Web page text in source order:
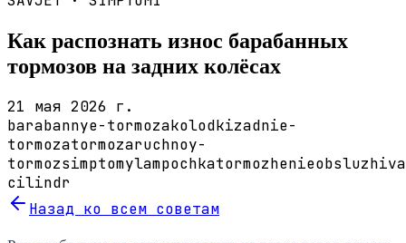
Как распознать износ барабанных
тормозов на задних колёсах
21 мая 2026 г.
barabannye-tormozakolodkizadnie-
tormozatormozaruchnoy-
tormozsimptomylampochkatormozhenie
cilindr
Назад ко всем советам